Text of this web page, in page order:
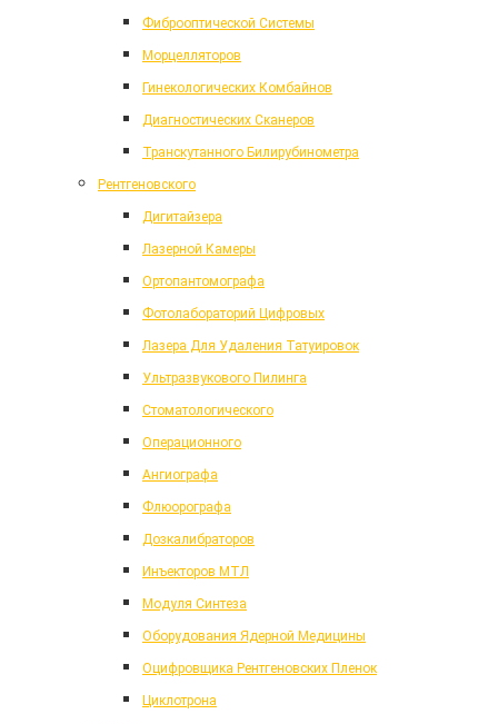
Фиброоптической Системы
Морцелляторов
Гинекологических Комбайнов
Диагностических Сканеров
Транскутанного Билирубинометра
Рентгеновского
Дигитайзера
Лазерной Камеры
Ортопантомографа
Фотолабораторий Цифровых
Лазера Для Удаления Татуировок
Ультразвукового Пилинга
Стоматологического
Операционного
Ангиографа
Флюорографа
Дозкалибраторов
Инъекторов МТЛ
Модуля Синтеза
Оборудования Ядерной Медицины
Оцифровщика Рентгеновских Пленок
Циклотрона